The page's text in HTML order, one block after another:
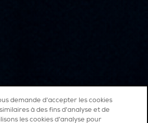
demande d'accepter les cookies
à des fins d'analyse et de
les cookies d’analyse pour